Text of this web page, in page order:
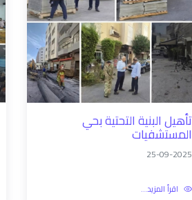
تأهيل البنية التحتية بحي
المستشفيات
25-09-2025
اقرأ المزيد...